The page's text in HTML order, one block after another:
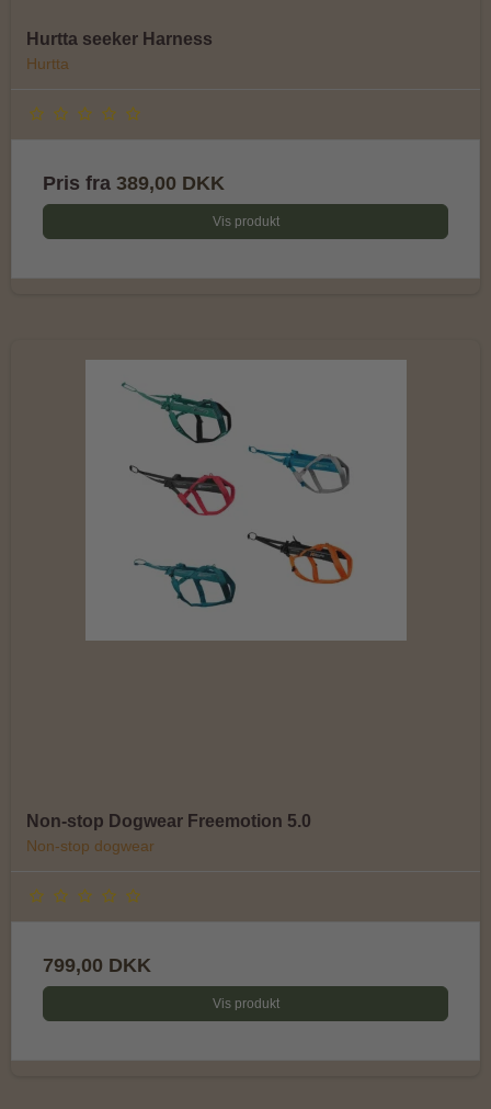
Hurtta seeker Harness
Hurtta
Pris fra 389,00 DKK
Vis produkt
Non-stop Dogwear Freemotion 5.0
Non-stop dogwear
799,00 DKK
Vis produkt